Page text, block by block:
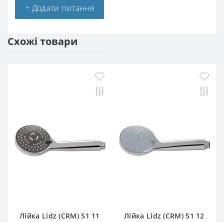
+ Додати питання
Схожі товари
Лійка Lidz (CRM) 51 11
Лійка Lidz (CRM) 51 12